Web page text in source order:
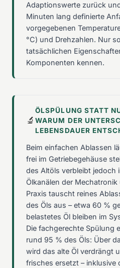
Adaptionswerte zurück
Minuten lang definierte
vorgegebenen
°C) und Drehzahlen. Nur
tatsächlichen
Komponenten kennen.
🔬
ÖLSPÜLUNG STATT
WARUM DER
LEBENSDAUER
Beim einfachen Ablassen
frei im Getriebegehäuse
des Altöls verbleibt jedoch
Ölkanälen der
Praxis tauscht reines
des Öls aus – etwa 60 %
belastetes Öl bleiben im
Die fachgerechte Spülung
rund 95 % des Öls: Über
wird das alte Öl verdrängt
frisches ersetzt – inklusive